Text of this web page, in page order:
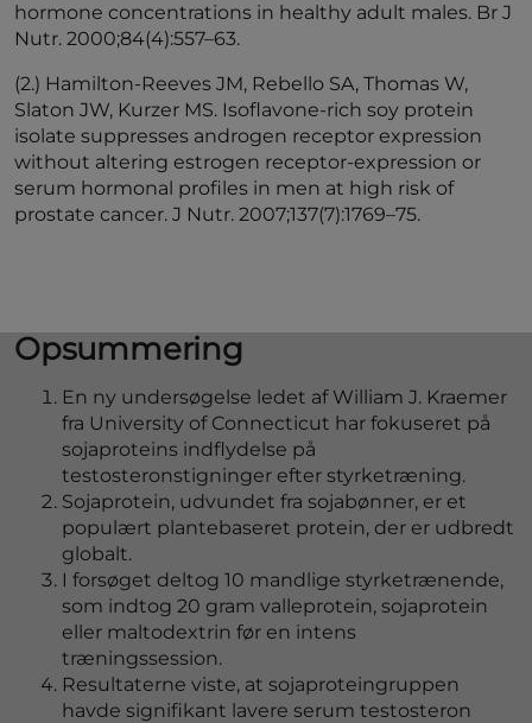
hormone concentrations in healthy adult males. Br J
Nutr. 2000;84(4):557–63.
(2.) Hamilton-Reeves JM, Rebello SA, Thomas W,
Slaton JW, Kurzer MS. Isoflavone-rich soy protein
isolate suppresses androgen receptor expression
without altering estrogen receptor-expression or
serum hormonal profiles in men at high risk of
prostate cancer. J Nutr. 2007;137(7):1769–75.
Opsummering
En ny undersøgelse ledet af William J. Kraemer
fra University of Connecticut har fokuseret på
sojaproteins indflydelse på
testosteronstigninger efter styrketræning.
Sojaprotein, udvundet fra sojabønner, er et
populært plantebaseret protein, der er udbredt
globalt.
I forsøget deltog 10 mandlige styrketrænende,
som indtog 20 gram valleprotein, sojaprotein
eller maltodextrin før en intens
træningssession.
Resultaterne viste, at sojaproteingruppen
havde signifikant lavere serum testosteron